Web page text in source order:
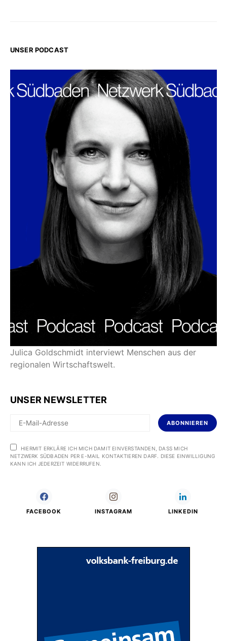
UNSER PODCAST
Julica Goldschmidt interviewt Menschen aus der
regionalen Wirtschaftswelt.
UNSER NEWSLETTER
ABONNIEREN
HIERMIT ERKLÄRE ICH MICH DAMIT EINVERSTANDEN, DASS MICH
NETZWERK SÜDBADEN PER E-MAIL KONTAKTIEREN DARF. DIESE EINWILLIGUNG
KANN ICH JEDERZEIT WIDERRUFEN.
FACEBOOK INSTAGRAM LINKEDIN